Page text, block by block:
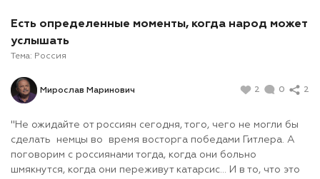
Есть определенные моменты, когда народ может
услышать
Тема: Россия
Мирослав Маринович 2 0 2
"Не ожидайте от россиян сегодня, того, чего не могли бы
сделать немцы во время восторга победами Гитлера. А
поговорим с россиянами тогда, когда они больно
шмякнутся, когда они переживут катарсис... И в то, что это